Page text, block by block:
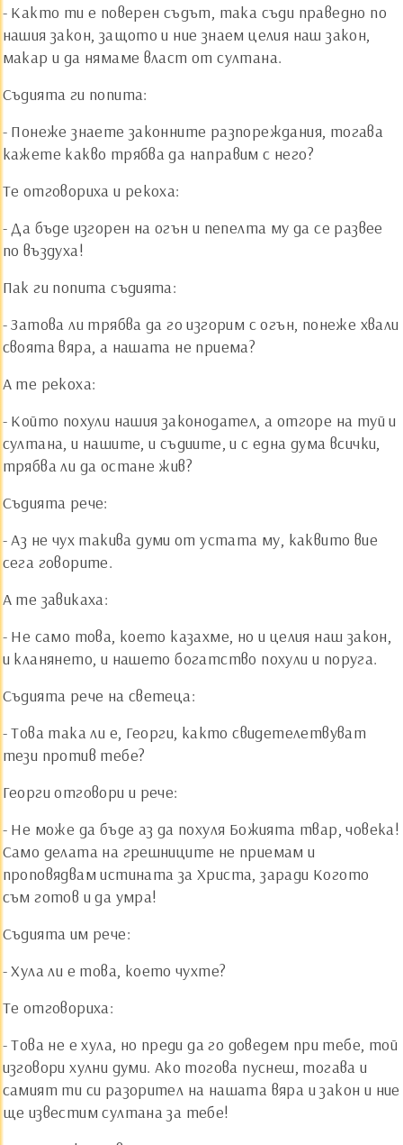
- Както ти е поверен съдът, така съди праведно по
нашия закон, защото и ние знаем целия наш закон,
макар и да нямаме власт от султана.
Съдията ги попита:
- Понеже знаете законните разпореждания, тогава
кажете какво трябва да направим с него?
Те отговориха и рекоха:
- Да бъде изгорен на огън и пепелта му да се развее
по въздуха!
Пак ги попита съдията:
- Затова ли трябва да го изгорим с огън, понеже хвали
своята вяра, а нашата не приема?
А те рекоха:
- Който похули нашия законодател, а отгоре на туй и
султана, и нашите, и съдиите, и с една дума всички,
трябва ли да остане жив?
Съдията рече:
- Аз не чух такива думи от устата му, каквито вие
сега говорите.
А те завикаха:
- Не само това, което казахме, но и целия наш закон,
и кланянето, и нашето богатство похули и поруга.
Съдията рече на светеца:
- Това така ли е, Георги, както свидетелетвуват
тези против тебе?
Георги отговори и рече:
- Не може да бъде аз да похуля Божията твар, човека!
Само делата на грешниците не приемам и
проповядвам истината за Христа, заради Когото
съм готов и да умра!
Съдията им рече:
- Хула ли е това, което чухте?
Те отговориха:
- Това не е хула, но преди да го доведем при тебе, той
изговори хулни думи. Ако тогова пуснеш, тогава и
самият ти си разорител на нашата вяра и закон и ние
ще известим султана за тебе!